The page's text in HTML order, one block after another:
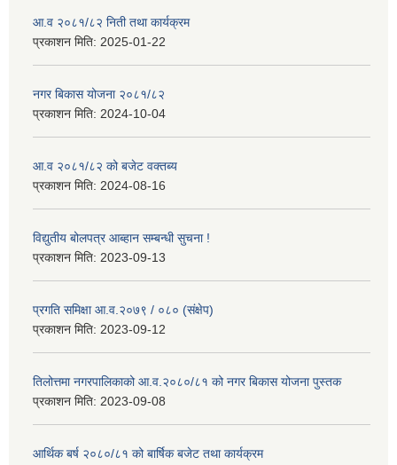
आ.व २०८१/८२ निती तथा कार्यक्रम
प्रकाशन मिति: 2025-01-22
नगर बिकास योजना २०८१/८२
प्रकाशन मिति: 2024-10-04
आ.व २०८१/८२ को बजेट वक्तब्य
प्रकाशन मिति: 2024-08-16
विद्युतीय बोलपत्र आब्हान सम्बन्धी सुचना !
प्रकाशन मिति: 2023-09-13
प्रगति समिक्षा आ.व.२०७९ / ०८० (संक्षेप)
प्रकाशन मिति: 2023-09-12
तिलोत्तमा नगरपालिकाको आ.व.२०८०/८१ को नगर बिकास योजना पुस्तक
प्रकाशन मिति: 2023-09-08
आर्थिक बर्ष २०८०/८१ को बार्षिक बजेट तथा कार्यक्रम